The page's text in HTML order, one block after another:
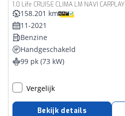
1.0 Life CRUISE CLIMA LM NAVI CARPLAY
158.201 km
11-2021
Benzine
Handgeschakeld
99 pk (73 kW)
Vergelijk
Bekijk details